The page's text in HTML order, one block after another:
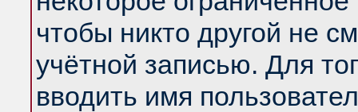
чтобы никто другой не
учётной записью. Для
вводить имя